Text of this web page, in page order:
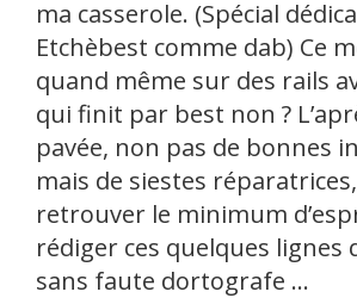
ma casserole. (Spécial
Etchèbest comme dab) Ce
quand même sur des rails
qui finit par best non ?
pavée, non pas de bonnes
mais de siestes
retrouver le minimum
rédiger ces quelques lignes
sans faute dortografe …